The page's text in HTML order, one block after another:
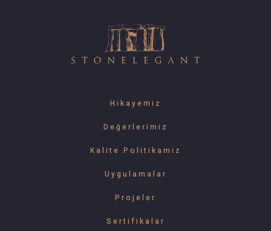
Hikayemiz
Değerlerimiz
Kalite Politikamız
Uygulamalar
Projeler
Sertifikalar